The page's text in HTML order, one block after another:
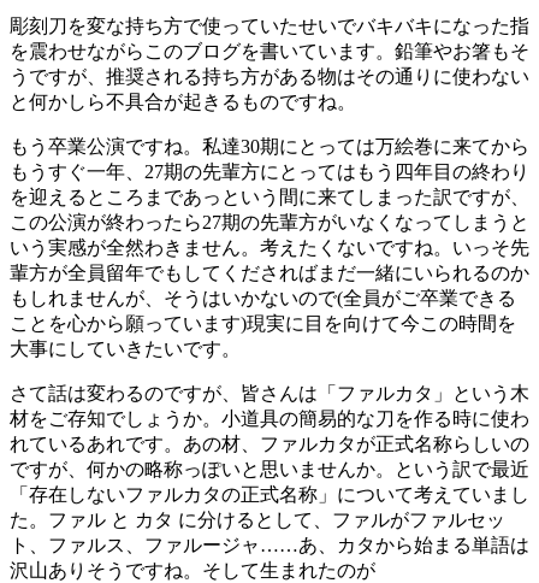
彫刻刀を変な持ち方で使っていたせいでバキバキになった指
を震わせながらこのブログを書いています。鉛筆やお箸もそ
うですが、推奨される持ち方がある物はその通りに使わない
と何かしら不具合が起きるものですね。
もう卒業公演ですね。私達30期にとっては万絵巻に来てから
もうすぐ一年、27期の先輩方にとってはもう四年目の終わり
を迎えるところまであっという間に来てしまった訳ですが、
この公演が終わったら27期の先輩方がいなくなってしまうと
いう実感が全然わきません。考えたくないですね。いっそ先
輩方が全員留年でもしてくださればまだ一緒にいられるのか
もしれませんが、そうはいかないので(全員がご卒業できる
ことを心から願っています)現実に目を向けて今この時間を
大事にしていきたいです。
さて話は変わるのですが、皆さんは「ファルカタ」という木
材をご存知でしょうか。小道具の簡易的な刀を作る時に使わ
れているあれです。あの材、ファルカタが正式名称らしいの
ですが、何かの略称っぽいと思いませんか。という訳で最近
「存在しないファルカタの正式名称」について考えていまし
た。ファル と カタ に分けるとして、ファルがファルセッ
ト、ファルス、ファルージャ……あ、カタから始まる単語は
沢山ありそうですね。そして生まれたのが